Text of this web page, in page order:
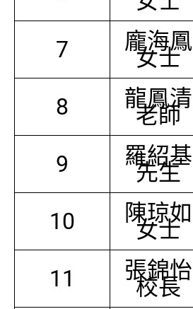
7 龐海鳳
女士
8 龍鳳清
老師
9 羅紹基
先生
10 陳琼如
女士
11 張錦怡
校長